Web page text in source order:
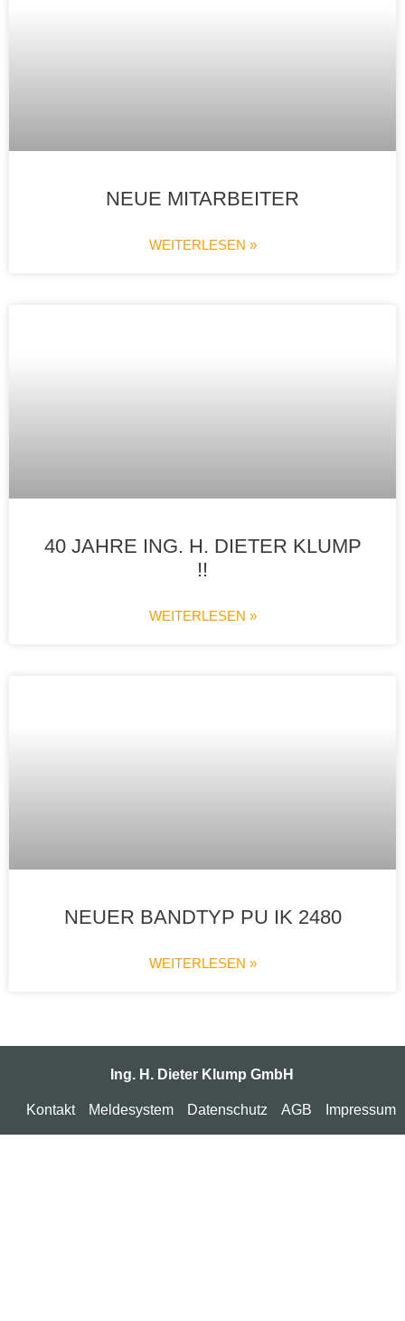
NEUE MITARBEITER
WEITERLESEN »
40 JAHRE ING. H. DIETER KLUMP
!!
WEITERLESEN »
NEUER BANDTYP PU IK 2480
WEITERLESEN »
Ing. H. Dieter Klump GmbH
Kontakt Meldesystem Datenschutz AGB Impressum